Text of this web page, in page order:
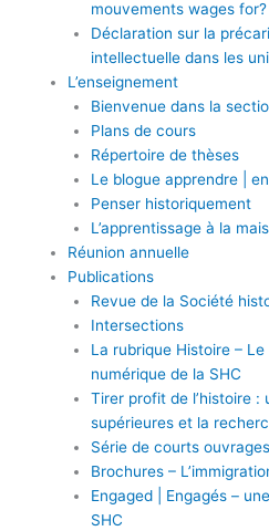
mouvements wages for?
Déclaration sur la
intellectuelle dans les
L’enseignement
Bienvenue dans la
Plans de cours
Répertoire de thèses
Le blogue apprendre |
Penser historiquement
L’apprentissage à la
Réunion annuelle
Publications
Revue de la Société
Intersections
La rubrique Histoire –
numérique de la SHC
Tirer profit de l’histoire :
supérieures et la
Série de courts ouvrages
Brochures –
Engaged | Engagés –
SHC